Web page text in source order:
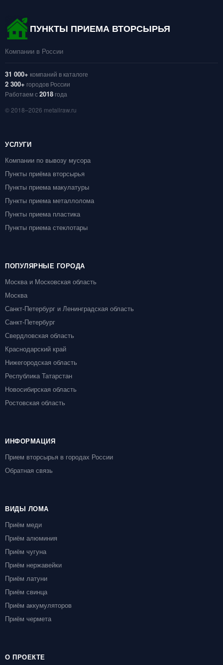
ПУНКТЫ ПРИЕМА ВТОРСЫРЬЯ
Компании в России
31 000+ компаний в каталоге
2 300+ городов России
Работаем с2018 года
© 2018–2026 metallraw.ru
УСЛУГИ
Компании по вывозу мусора
Пункты приёма вторсырья
Пункты приема макулатуры
Пункты приема металлолома
Пункты приема пластика
Пункты приема стеклотары
ПОПУЛЯРНЫЕ ГОРОДА
Москва и Московская область
Москва
Санкт-Петербург и Ленинградская область
Санкт-Петербург
Свердловская область
Краснодарский край
Нижегородская область
Республика Татарстан
Новосибирская область
Ростовская область
ИНФОРМАЦИЯ
Прием вторсырья в городах России
Обратная связь
ВИДЫ ЛОМА
Приём меди
Приём алюминия
Приём чугуна
Приём нержавейки
Приём латуни
Приём свинца
Приём аккумуляторов
Приём чермета
О ПРОЕКТЕ